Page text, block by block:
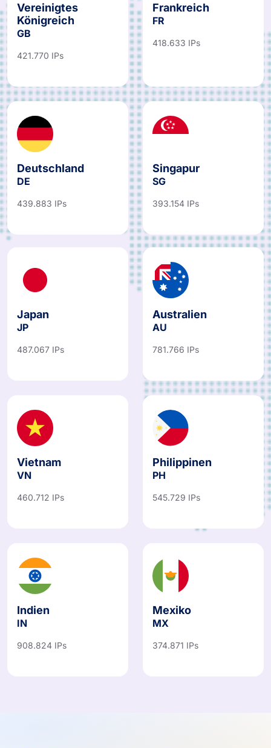
Vereinigtes
Königreich
GB
421.770 IPs
Frankreich
FR
418.633 IPs
Deutschland
DE
439.883 IPs
Singapur
SG
393.154 IPs
Japan
JP
487.067 IPs
Australien
AU
781.766 IPs
Vietnam
VN
460.712 IPs
Philippinen
PH
545.729 IPs
Indien
IN
908.824 IPs
Mexiko
MX
374.871 IPs